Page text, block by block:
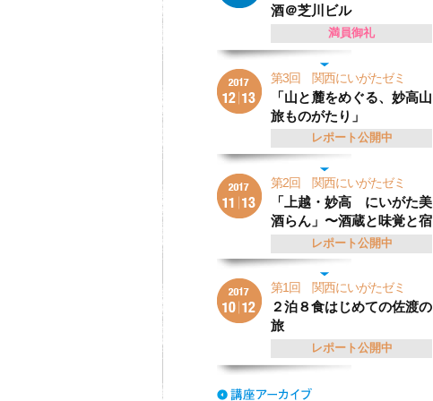
酒＠芝川ビル
満員御礼
第3回 関西にいがたゼミ
「山と麓をめぐる、妙高山
旅ものがたり」
レポート公開中
第2回 関西にいがたゼミ
「上越・妙高 にいがた美
酒らん」〜酒蔵と味覚と宿
レポート公開中
第1回 関西にいがたゼミ
２泊８食はじめての佐渡の
旅
レポート公開中